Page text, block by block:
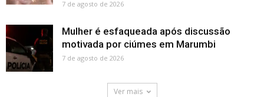
7 de agosto de 2026
Mulher é esfaqueada após discussão
motivada por ciúmes em Marumbi
7 de agosto de 2026
Ver mais